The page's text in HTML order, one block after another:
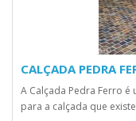
CALÇADA PEDRA
A Calçada Pedra Ferro
para a calçada que